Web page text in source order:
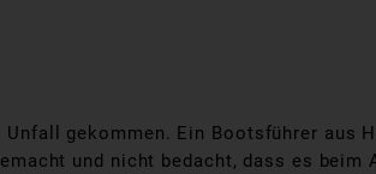
gekommen. Ein Bootsführer aus
und nicht bedacht, dass es beim